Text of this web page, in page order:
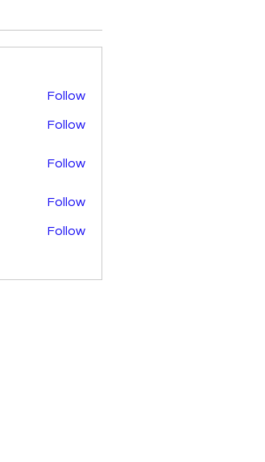
Follow
Follow
Follow
Follow
Follow